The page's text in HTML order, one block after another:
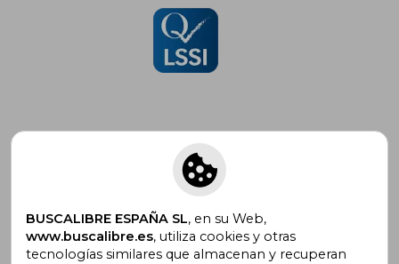
Suscríbete para recibir ofertas y
promociones
BUSCALIBRE ESPAÑA SL, en su Web,
www.buscalibre.es, utiliza cookies y otras
tecnologías similares que almacenan y recuperan